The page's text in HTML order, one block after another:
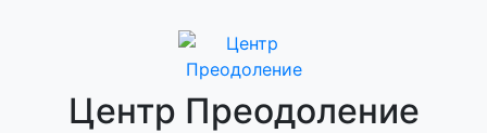
Центр Преодоление